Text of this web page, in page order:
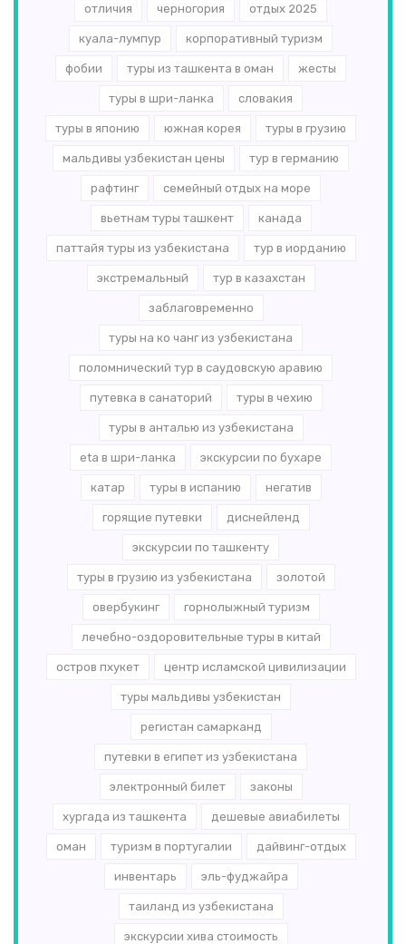
отличия черногория отдых 2025
куала-лумпур корпоративный туризм
фобии туры из ташкента в оман жесты
туры в шри-ланка словакия
туры в японию южная корея туры в грузию
мальдивы узбекистан цены тур в германию
рафтинг семейный отдых на море
вьетнам туры ташкент канада
паттайя туры из узбекистана тур в иорданию
экстремальный тур в казахстан
заблаговременно
туры на ко чанг из узбекистана
поломнический тур в саудовскую аравию
путевка в санаторий туры в чехию
туры в анталью из узбекистана
eta в шри-ланка экскурсии по бухаре
катар туры в испанию негатив
горящие путевки диснейленд
экскурсии по ташкенту
туры в грузию из узбекистана золотой
овербукинг горнолыжный туризм
лечебно-оздоровительные туры в китай
остров пхукет центр исламской цивилизации
туры мальдивы узбекистан
регистан самарканд
путевки в египет из узбекистана
электронный билет законы
хургада из ташкента дешевые авиабилеты
оман туризм в португалии дайвинг-отдых
инвентарь эль-­фуджайра
таиланд из узбекистана
экскурсии хива стоимость